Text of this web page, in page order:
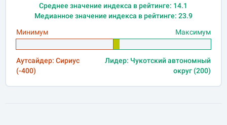
Среднее значение индекса в рейтинге: 14.1
Медианное значение индекса в рейтинге: 23.9
Минимум
Максимум
Аутсайдер: Сириус
(-400)
Лидер: Чукотский автономный
округ (200)